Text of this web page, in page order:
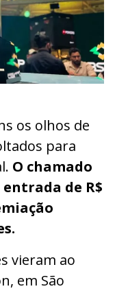
os olhos de
para
O chamado
entrada de R$
vieram ao
em São